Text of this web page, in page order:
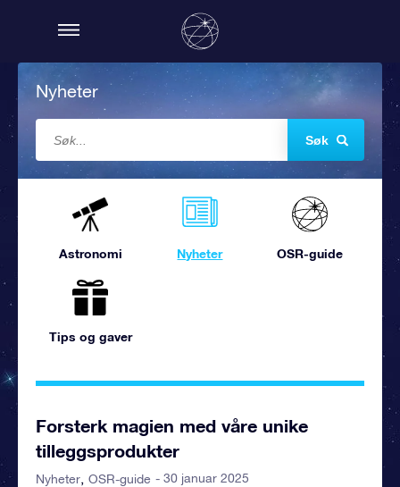
Nyheter
Søk
Astronomi Nyheter OSR-guide
Tips og gaver
Forsterk magien med våre unike
tilleggsprodukter
Nyheter OSR-guide - 30 januar 2025